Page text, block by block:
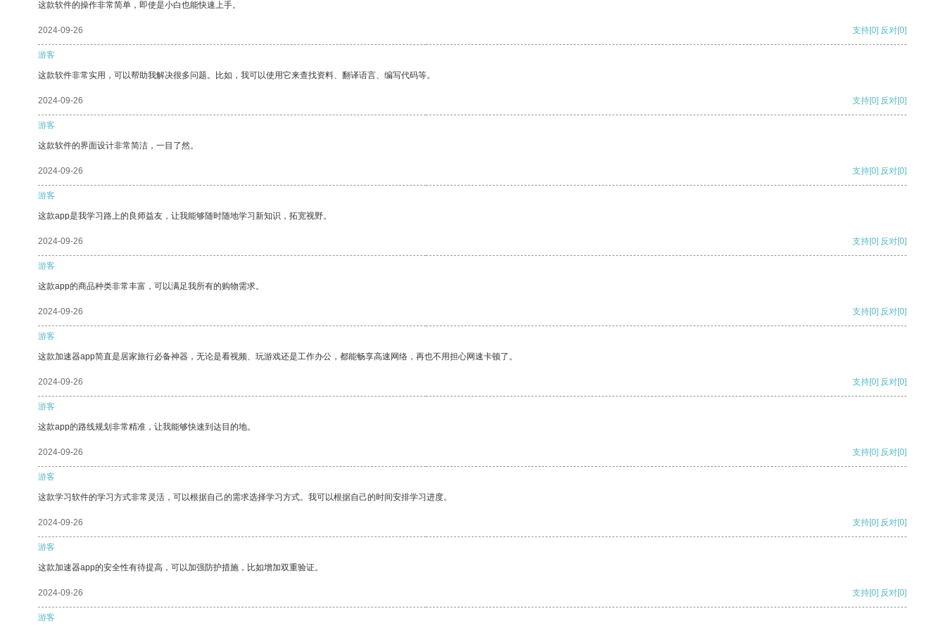
这款软件的操作非常简单，即使是小白也能快速上手。
2024-09-26 支持[0] 反对[0]
游客
这款软件非常实用，可以帮助我解决很多问题。比如，我可以使用它来查找资料、翻译语言、编写代码等。
2024-09-26 支持[0] 反对[0]
游客
这款软件的界面设计非常简洁，一目了然。
2024-09-26 支持[0] 反对[0]
游客
这款app是我学习路上的良师益友，让我能够随时随地学习新知识，拓宽视野。
2024-09-26 支持[0] 反对[0]
游客
这款app的商品种类非常丰富，可以满足我所有的购物需求。
2024-09-26 支持[0] 反对[0]
游客
这款加速器app简直是居家旅行必备神器，无论是看视频、玩游戏还是工作办公，都能畅享高速网络，再也不用担心网速卡顿了。
2024-09-26 支持[0] 反对[0]
游客
这款app的路线规划非常精准，让我能够快速到达目的地。
2024-09-26 支持[0] 反对[0]
游客
这款学习软件的学习方式非常灵活，可以根据自己的需求选择学习方式。我可以根据自己的时间安排学习进度。
2024-09-26 支持[0] 反对[0]
游客
这款加速器app的安全性有待提高，可以加强防护措施，比如增加双重验证。
2024-09-26 支持[0] 反对[0]
游客